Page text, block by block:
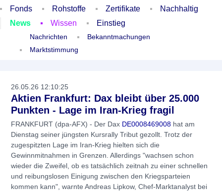
Fonds
Rohstoffe Zertifikate
Nachhaltig
News
Wissen Einstieg
Nachrichten
Bekanntmachungen
Marktstimmung
26.05.26 12:10:25
Aktien Frankfurt: Dax bleibt über 25.000
Punkten - Lage im Iran-Krieg fragil
FRANKFURT (dpa-AFX) - Der Dax DE0008469008 hat am
Dienstag seiner jüngsten Kursrally Tribut gezollt. Trotz der
zugespitzten Lage im Iran-Krieg hielten sich die
Gewinnmitnahmen in Grenzen. Allerdings "wachsen schon
wieder die Zweifel, ob es tatsächlich zeitnah zu einer schnellen
und reibungslosen Einigung zwischen den Kriegsparteien
kommen kann", warnte Andreas Lipkow, Chef-Marktanalyst bei